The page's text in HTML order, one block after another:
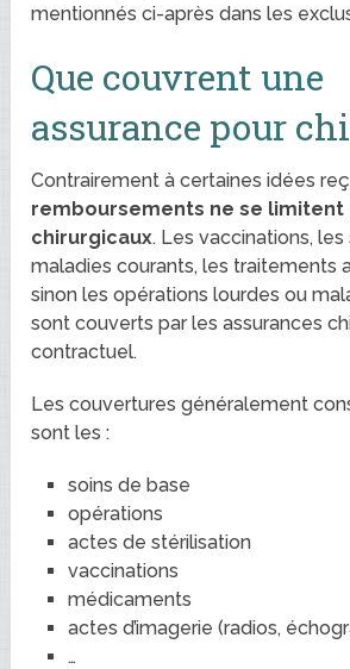
mentionnés ci-après dans les
Que couvrent une
assurance pour
Contrairement à certaines idées
remboursements ne se limitent
chirurgicaux. Les vaccinations, les
maladies courants, les traitements
sinon les opérations lourdes ou
sont couverts par les assurances
contractuel.
Les couvertures généralement
sont les :
soins de base
opérations
actes de stérilisation
vaccinations
médicaments
actes d’imagerie (radios,
…